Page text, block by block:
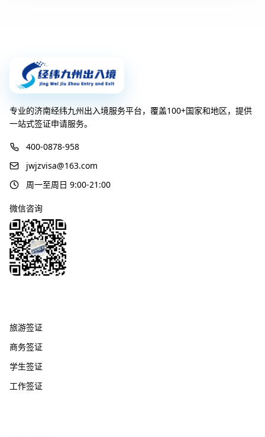
专业的济南经纬九州出入境服务平台，覆盖100+国家和地区，提供
一站式签证申请服务。
400-0878-958
jwjzvisa@163.com
周一至周日 9:00-21:00
微信咨询
旅游签证
商务签证
学生签证
工作签证